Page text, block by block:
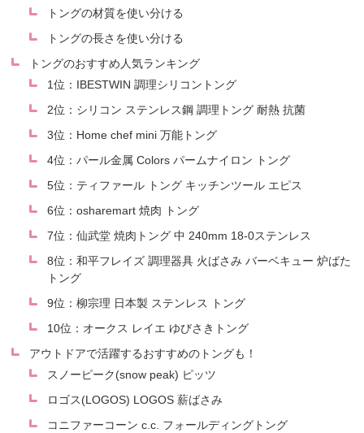
トングの材質を使い分ける
トングの長さを使い分ける
トングのおすすめ人気ランキング
1位：IBESTWIN 調理シリコントング
2位：シリコン ステンレス鋼 調理トング 耐熱 抗菌
3位：Home chef mini 万能トング
4位：パール金属 Colors パームナイロン トング
5位：ティファール トング キッチンツール エピス
6位：osharemart 焼肉 トング
7位：仙武堂 焼肉トング 中 240mm 18-0ステンレス
8位：和平フレイズ 調理器具 火ばさみ バーベキュー 炉ばた
トング
9位：柳宗理 日本製 ステンレス トング
10位：オークス レイエ ゆびさきトング
アウトドアで活躍するおすすめのトングも！
スノーピーク(snow peak) ピッツ
ロゴス(LOGOS) LOGOS 薪ばさみ
コニファーコーン c.c. フォールディングトング